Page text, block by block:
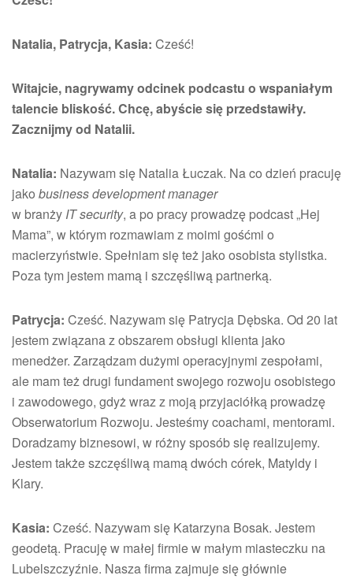
Natalia, Patrycja, Kasia: Cześć!
Witajcie, nagrywamy odcinek podcastu o wspaniałym
talencie bliskość. Chcę, abyście się przedstawiły.
Zacznijmy od Natalii.
Natalia: Nazywam się Natalia Łuczak. Na co dzień pracuję
jako business development manager
w branży IT security, a po pracy prowadzę podcast „Hej
Mama”, w którym rozmawiam z moimi gośćmi o
macierzyństwie. Spełniam się też jako osobista stylistka.
Poza tym jestem mamą i szczęśliwą partnerką.
Patrycja: Cześć. Nazywam się Patrycja Dębska. Od 20 lat
jestem związana z obszarem obsługi klienta jako
menedżer. Zarządzam dużymi operacyjnymi zespołami,
ale mam też drugi fundament swojego rozwoju osobistego
i zawodowego, gdyż wraz z moją przyjaciółką prowadzę
Obserwatorium Rozwoju. Jesteśmy coachami, mentorami.
Doradzamy biznesowi, w różny sposób się realizujemy.
Jestem także szczęśliwą mamą dwóch córek, Matyldy i
Klary.
Kasia: Cześć. Nazywam się Katarzyna Bosak. Jestem
geodetą. Pracuję w małej firmie w małym miasteczku na
Lubelszczyźnie. Nasza firma zajmuje się głównie